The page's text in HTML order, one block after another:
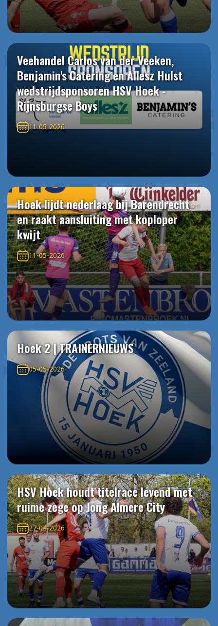
Veehandel Carlos van der Veeken,
Benjamin's Catering en Allesz Hulst
wedstrijdsponsoren HSV Hoek -
Rijnsburgse Boys
11-05-2026
Hoek lijdt nederlaag bij Barendrecht
en raakt aansluiting met koploper
kwijt
11-05-2026
Hoek 2 | TRAINERNIEUWS
05-05-2026
HSV Hoek houdt titelrace levend met
ruime zege op Jong Almere City
27-04-2026